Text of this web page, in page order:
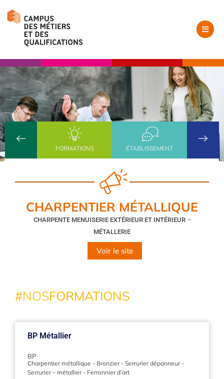
FORMATIONS ÉTABLISSEMENT
CHARPENTIER MÉTALLIQUE
CHARPENTE MENUISERIE EXTÉRIEUR ET INTÉRIEUR-
MÉTALLERIE
Voir le site
#NOSFORMATIONS
BP Métallier
BP
Charpentier métallique - Bronzier- Serrurier dépanneur-
Serrurier – métallier- Ferronnier d’art